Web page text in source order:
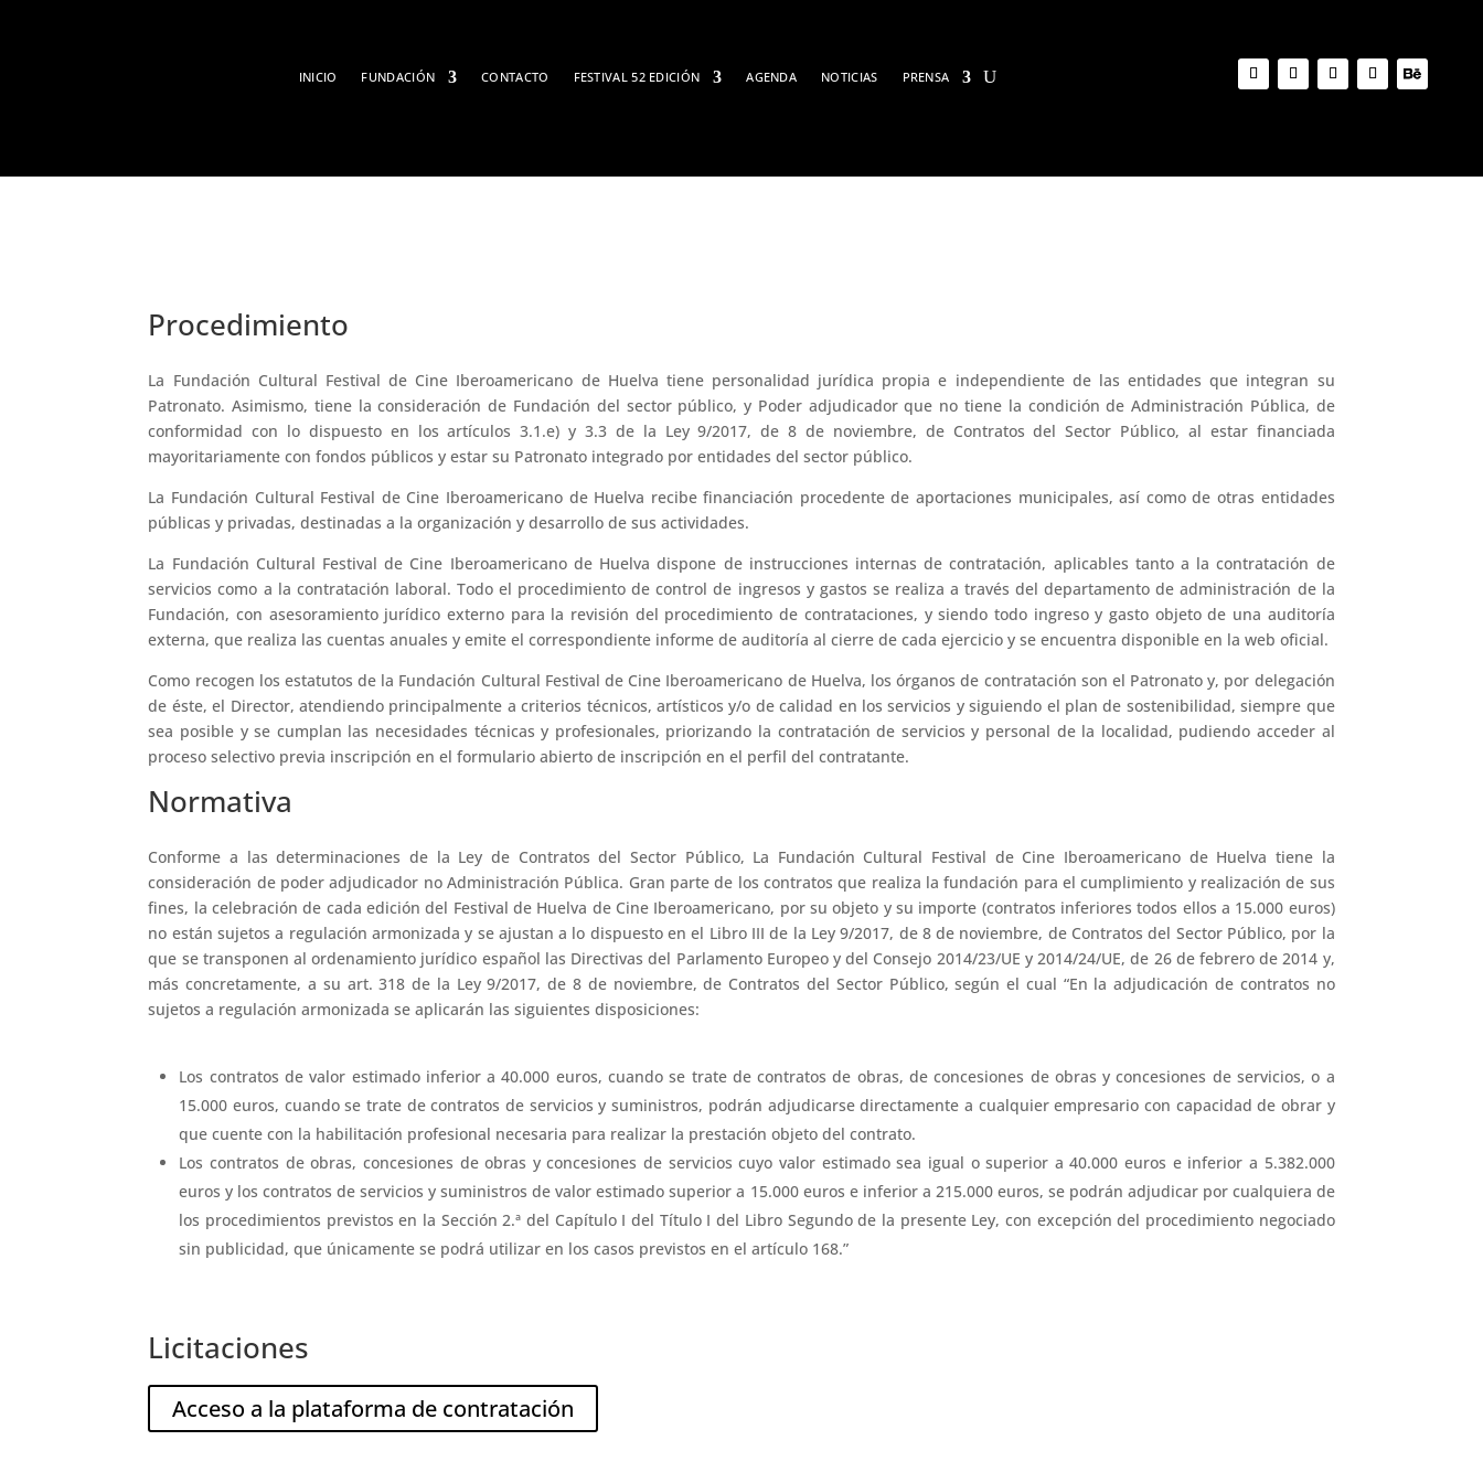
INICIO FUNDACIÓN CONTACTO FESTIVAL 52 EDICIÓN AGENDA NOTICIAS PRENSA
Procedimiento
La Fundación Cultural Festival de Cine Iberoamericano de Huelva tiene personalidad jurídica propia e independiente de las entidades que integran su
Patronato. Asimismo, tiene la consideración de Fundación del sector público, y Poder adjudicador que no tiene la condición de Administración Pública, de
conformidad con lo dispuesto en los artículos 3.1.e) y 3.3 de la Ley 9/2017, de 8 de noviembre, de Contratos del Sector Público, al estar financiada
mayoritariamente con fondos públicos y estar su Patronato integrado por entidades del sector público.
La Fundación Cultural Festival de Cine Iberoamericano de Huelva recibe financiación procedente de aportaciones municipales, así como de otras entidades
públicas y privadas, destinadas a la organización y desarrollo de sus actividades.
La Fundación Cultural Festival de Cine Iberoamericano de Huelva dispone de instrucciones internas de contratación, aplicables tanto a la contratación de
servicios como a la contratación laboral. Todo el procedimiento de control de ingresos y gastos se realiza a través del departamento de administración de la
Fundación, con asesoramiento jurídico externo para la revisión del procedimiento de contrataciones, y siendo todo ingreso y gasto objeto de una auditoría
externa, que realiza las cuentas anuales y emite el correspondiente informe de auditoría al cierre de cada ejercicio y se encuentra disponible en la web oficial.
Como recogen los estatutos de la Fundación Cultural Festival de Cine Iberoamericano de Huelva, los órganos de contratación son el Patronato y, por delegación
de éste, el Director, atendiendo principalmente a criterios técnicos, artísticos y/o de calidad en los servicios y siguiendo el plan de sostenibilidad, siempre que
sea posible y se cumplan las necesidades técnicas y profesionales, priorizando la contratación de servicios y personal de la localidad, pudiendo acceder al
proceso selectivo previa inscripción en el formulario abierto de inscripción en el perfil del contratante.
Normativa
Conforme a las determinaciones de la Ley de Contratos del Sector Público, La Fundación Cultural Festival de Cine Iberoamericano de Huelva tiene la
consideración de poder adjudicador no Administración Pública. Gran parte de los contratos que realiza la fundación para el cumplimiento y realización de sus
fines, la celebración de cada edición del Festival de Huelva de Cine Iberoamericano, por su objeto y su importe (contratos inferiores todos ellos a 15.000 euros)
no están sujetos a regulación armonizada y se ajustan a lo dispuesto en el Libro III de la Ley 9/2017, de 8 de noviembre, de Contratos del Sector Público, por la
que se transponen al ordenamiento jurídico español las Directivas del Parlamento Europeo y del Consejo 2014/23/UE y 2014/24/UE, de 26 de febrero de 2014 y,
más concretamente, a su art. 318 de la Ley 9/2017, de 8 de noviembre, de Contratos del Sector Público, según el cual “En la adjudicación de contratos no
sujetos a regulación armonizada se aplicarán las siguientes disposiciones:
Los contratos de valor estimado inferior a 40.000 euros, cuando se trate de contratos de obras, de concesiones de obras y concesiones de servicios, o a
15.000 euros, cuando se trate de contratos de servicios y suministros, podrán adjudicarse directamente a cualquier empresario con capacidad de obrar y
que cuente con la habilitación profesional necesaria para realizar la prestación objeto del contrato.
Los contratos de obras, concesiones de obras y concesiones de servicios cuyo valor estimado sea igual o superior a 40.000 euros e inferior a 5.382.000
euros y los contratos de servicios y suministros de valor estimado superior a 15.000 euros e inferior a 215.000 euros, se podrán adjudicar por cualquiera de
los procedimientos previstos en la Sección 2.ª del Capítulo I del Título I del Libro Segundo de la presente Ley, con excepción del procedimiento negociado
sin publicidad, que únicamente se podrá utilizar en los casos previstos en el artículo 168.”
Licitaciones
Acceso a la plataforma de contratación